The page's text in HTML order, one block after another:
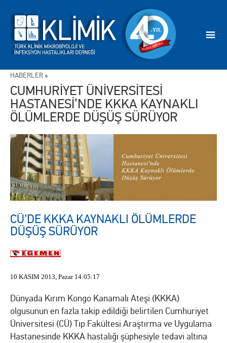
HABERLER »
CUMHURİYET ÜNİVERSİTESİ
HASTANESİ’NDE KKKA KAYNAKLI
ÖLÜMLERDE DÜŞÜŞ SÜRÜYOR
CÜ’DE KKKA KAYNAKLI ÖLÜMLERDE
DÜŞÜŞ SÜRÜYOR
10 KASIM 2013, Pazar 14:05:17
Dünyada Kırım Kongo Kanamalı Ateşi (KKKA)
olgusunun en fazla takip edildiği belirtilen Cumhuriyet
Üniversitesi (CÜ) Tıp Fakültesi Araştırma ve Uygulama
Hastanesinde KKKA hastalığı şüphesiyle tedavi altına